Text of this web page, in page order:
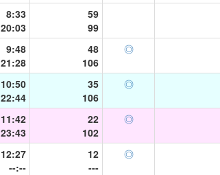
8:33
20:03
59
99
9:48
21:28
48
106
◎
10:50
22:44
35
106
◎
11:42
23:43
22
102
◎
12:27
--:--
12
---
◎